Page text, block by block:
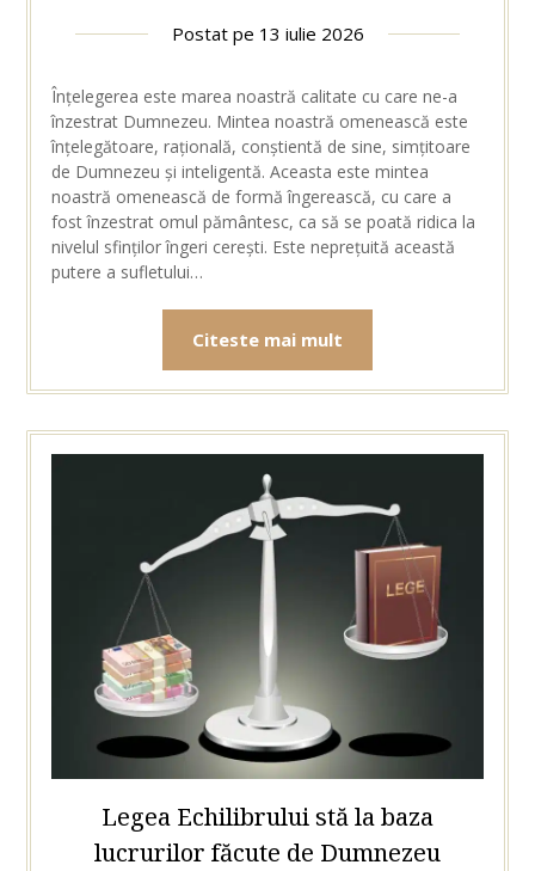
Postat pe 13 iulie 2026
Înțelegerea este marea noastră calitate cu care ne-a
înzestrat Dumnezeu. Mintea noastră omenească este
înțelegătoare, rațională, conștientă de sine, simțitoare
de Dumnezeu și inteligentă. Aceasta este mintea
noastră omenească de formă îngerească, cu care a
fost înzestrat omul pământesc, ca să se poată ridica la
nivelul sfinților îngeri cerești. Este neprețuită această
putere a sufletului…
Citeste mai mult
Legea Echilibrului stă la baza
lucrurilor făcute de Dumnezeu